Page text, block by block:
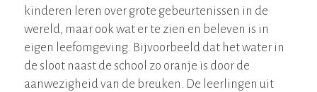
kinderen leren over grote gebeurtenissen in de
wereld, maar ook wat er te zien en beleven is in
eigen leefomgeving. Bijvoorbeeld dat het water in
de sloot naast de school zo oranje is door de
aanwezigheid van de breuken. De leerlingen uit